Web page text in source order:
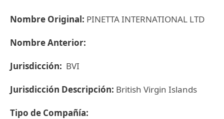
Nombre Original: PINETTA INTERNATIONAL LTD
Nombre Anterior:
Jurisdicción: BVI
Jurisdicción Descripción: British Virgin Islands
Tipo de Compañía: